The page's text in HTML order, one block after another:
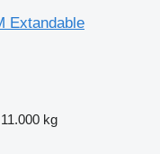
Extandable
11.000 kg